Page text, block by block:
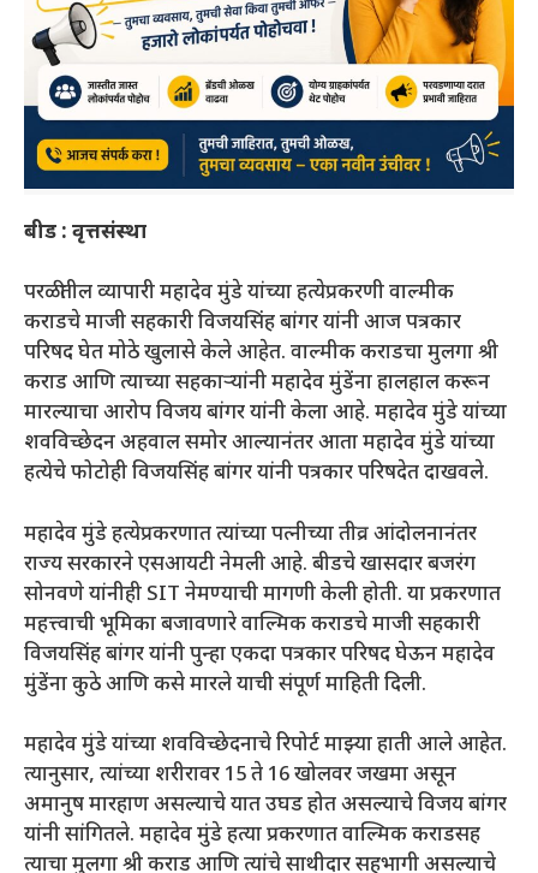
बीड : वृत्तसंस्था
परळीतील व्यापारी महादेव मुंडे यांच्या हत्येप्रकरणी वाल्मीक
कराडचे माजी सहकारी विजयसिंह बांगर यांनी आज पत्रकार
परिषद घेत मोठे खुलासे केले आहेत. वाल्मीक कराडचा मुलगा श्री
कराड आणि त्याच्या सहकाऱ्यांनी महादेव मुंडेंना हालहाल करून
मारल्याचा आरोप विजय बांगर यांनी केला आहे. महादेव मुंडे यांच्या
शवविच्छेदन अहवाल समोर आल्यानंतर आता महादेव मुंडे यांच्या
हत्येचे फोटोही विजयसिंह बांगर यांनी पत्रकार परिषदेत दाखवले.
महादेव मुंडे हत्येप्रकरणात त्यांच्या पत्नीच्या तीव्र आंदोलनानंतर
राज्य सरकारने एसआयटी नेमली आहे. बीडचे खासदार बजरंग
सोनवणे यांनीही SIT नेमण्याची मागणी केली होती. या प्रकरणात
महत्त्वाची भूमिका बजावणारे वाल्मिक कराडचे माजी सहकारी
विजयसिंह बांगर यांनी पुन्हा एकदा पत्रकार परिषद घेऊन महादेव
मुंडेंना कुठे आणि कसे मारले याची संपूर्ण माहिती दिली.
महादेव मुंडे यांच्या शवविच्छेदनाचे रिपोर्ट माझ्या हाती आले आहेत.
त्यानुसार, त्यांच्या शरीरावर 15 ते 16 खोलवर जखमा असून
अमानुष मारहाण असल्याचे यात उघड होत असल्याचे विजय बांगर
यांनी सांगितले. महादेव मुंडे हत्या प्रकरणात वाल्मिक कराडसह
त्याचा मुलगा श्री कराड आणि त्यांचे साथीदार सहभागी असल्याचे